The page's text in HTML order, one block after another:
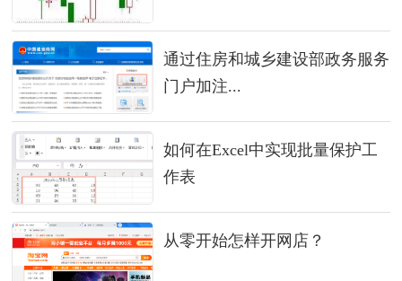
通过住房和城乡建设部政务服务
门户加注...
如何在Excel中实现批量保护工
作表
从零开始怎样开网店？